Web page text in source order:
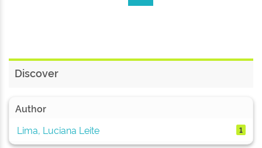
Discover
Author
Lima, Luciana Leite
1